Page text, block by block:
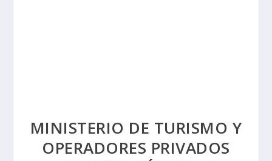
MINISTERIO DE TURISMO Y
OPERADORES PRIVADOS